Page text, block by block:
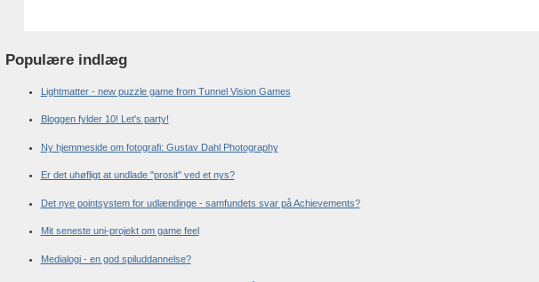
Populære indlæg
Lightmatter - new puzzle game from Tunnel Vision Games
Bloggen fylder 10! Let's party!
Ny hjemmeside om fotografi: Gustav Dahl Photography
Er det uhøfligt at undlade "prosit" ved et nys?
Det nye pointsystem for udlændinge - samfundets svar på Achievements?
Mit seneste uni-projekt om game feel
Medialogi - en god spiluddannelse?